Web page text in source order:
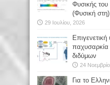
Φυσικής
(Φυσική
29 Ιουλίου, 2026
παχυσαρκία
διδύμων
24
Για το